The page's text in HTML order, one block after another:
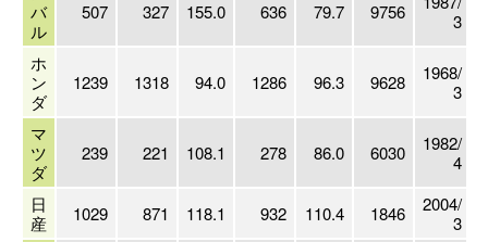
バ
ル
507 327 155.0 636 79.7 9756
3
ホ
ン
ダ
1239 1318 94.0 1286 96.3 9628
1968/
3
マ
ツ
ダ
239 221 108.1 278 86.0 6030
1982/
4
日
産
1029 871 118.1 932 110.4 1846
2004/
3